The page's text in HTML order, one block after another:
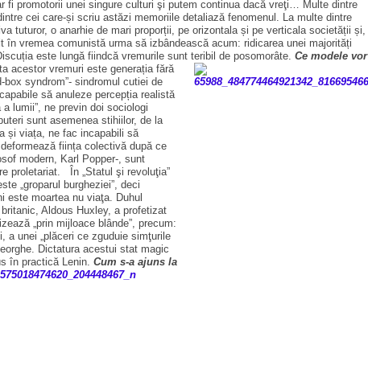
fi promotorii unei singure culturi şi putem continua dacă vreţi… Multe dintre
cei care-și scriu astăzi memoriile detaliază fenomenul. La multe dintre
tuturor, o anarhie de mari proporții, pe orizontala și pe verticala societății și,
vremea comunistă urma să izbândească acum: ridicarea unei majorități
este lungă fiindcă vremurile sunt teribil de posomorâte. Ce modele vor
acestor vremuri este generația fără
syndrom”- sindromul cutiei de
să anuleze percepția realistă
lumii”, ne previn doi sociologi
sunt asemenea stihiilor, de la
și viața, ne fac incapabili să
ființa colectivă după ce
modern, Karl Popper-, sunt
proletariat. În „Statul şi revoluţia”
„groparul burgheziei”, deci
este moartea nu viaţa. Duhul
Aldous Huxley, a profetizat
„prin mijloace blânde”, precum:
a unei „plăceri ce zguduie simţurile
Dictatura acestui stat magic
în practică Lenin. Cum s-a ajuns la